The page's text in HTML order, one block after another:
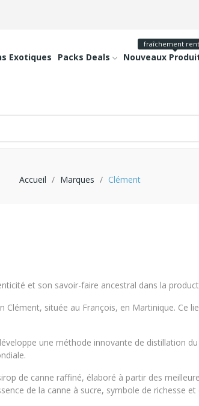
Exotiques Packs Deals Nouveaux
fraîchement
Accueil Marques Clément
et son savoir-faire ancestral dans la
située au François, en Martinique.
une méthode innovante de distillation
de canne raffiné, élaboré à partir des
de la canne à sucre, symbole de richesse